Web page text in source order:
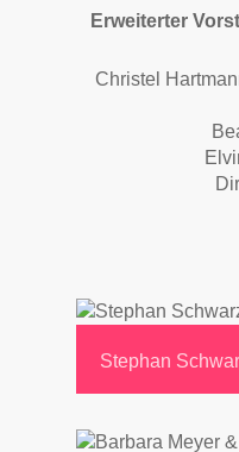
Erweiterter
Christel
Stephan